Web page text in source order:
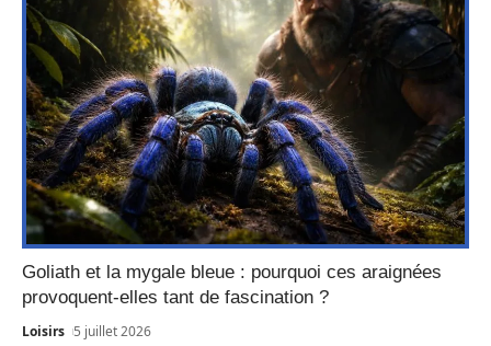
Goliath et la mygale bleue : pourquoi ces araignées
provoquent-elles tant de fascination ?
Loisirs 5 juillet 2026